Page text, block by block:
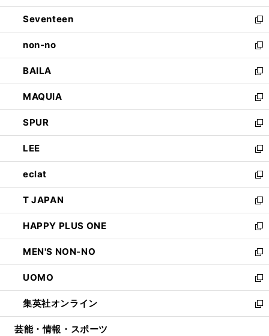
開
く
ウ
で
開
く
ン
ド
ウ
で
開
く
Seventeen
新
し
い
ウ
ィ
ン
ド
ウ
で
開
く
non-no
新
し
い
ウ
ィ
ン
ド
ウ
で
開
く
BAILA
新
し
い
ウ
ィ
ン
ド
ウ
で
開
く
MAQUIA
新
し
い
ウ
ィ
ン
ド
ウ
で
開
く
SPUR
新
し
い
ウ
ィ
ン
ド
ウ
で
開
く
LEE
新
し
い
ウ
ィ
ン
ド
ウ
で
開
く
eclat
新
し
い
ウ
ィ
ン
ド
ウ
で
開
く
T JAPAN
新
し
い
ウ
ィ
ン
ド
ウ
で
開
HAPPY PLUS ONE
新
し
い
ウ
ィ
ン
ド
ウ
MEN'S NON-NO
新
し
い
ウ
ィ
ン
UOMO
新
し
い
ウ
集英社オンライン
新
し
芸能・情報・スポーツ